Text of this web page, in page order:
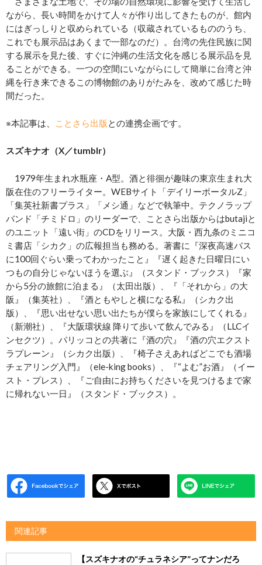
ながら、長い時間をかけて人々が作り出してきたものが、館内
にはぎっしりと収められている（収蔵されているもののうち、
これでも展示品はあくまで一部なのだ）。台湾の先住民族に関
する展示を見た後、すぐに沖縄の生活文化を感じる展示品を見
ることができる。一つの空間にいながらにして簡単に台湾と沖
縄を行き来できるこの博物館のありがたみを、改めて感じた時
間だった。
※本記事は、 ことさら出版 との連携企画です。
スズキナオ（X／tumblr）
1979年生まれ水瓶座・A型。酒と徘徊が趣味の東京生まれ大
阪在住のフリーライター。WEBサイト「デイリーポータルZ」
「集英社新書プラス」「メシ通」などで執筆中。テクノラップ
バンド「チミドロ」のリーダーで、ことさら出版からはbutajiと
のユニット「遠い街」のCDをリリース。大阪・西九条のミニコ
ミ書店「シカク」の広報担当も務める。著書に『深夜高速バス
に100回ぐらい乗ってわかったこと』『遅く起きた日曜日にい
つもの自分じゃないほうを選ぶ』（スタンド・ブックス）『家
から5分の旅館に泊まる』（太田出版）、『「それから」の大
阪』（集英社）、『酒ともやしと横になる私』（シカク出
版）、『思い出せない思い出たちが僕らを家族にしてくれる』
（新潮社）、『大阪環状線 降りて歩いて飲んでみる』（LLCイ
ンセクツ）。パリッコとの共著に『酒の穴』『酒の穴エクスト
ラプレーン』（シカク出版）、『椅子さえあればどこでも酒場
チェアリング入門』（ele-king books）、『“よむ”お酒』（イー
スト・プレス）、『ご自由にお持ちくださいを見つけるまで家
に帰れない一日』（スタンド・ブックス）。
関連記事
【スズキナオの“チュラネシア”ってナンだろ